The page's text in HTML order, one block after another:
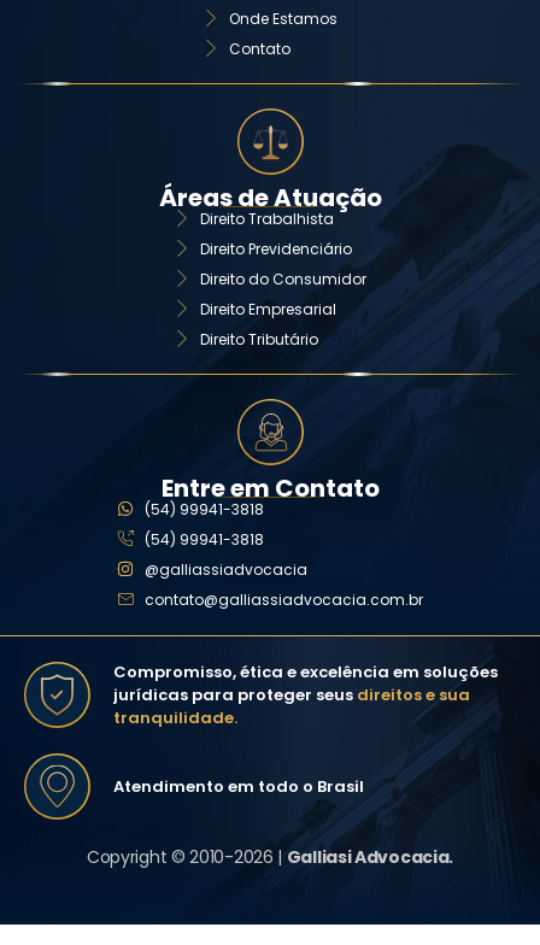
Onde Estamos
Contato
Áreas de Atuação
Direito Trabalhista
Direito Previdenciário
Direito do Consumidor
Direito Empresarial
Direito Tributário
Entre em Contato
(54) 99941-3818
(54) 99941-3818
@galliassiadvocacia
contato@galliassiadvocacia.com.br
Compromisso, ética e excelência em soluções
jurídicas para proteger seus direitos e sua
tranquilidade.
Atendimento em todo o Brasil
Copyright © 2010-2026 | Galliasi Advocacia.